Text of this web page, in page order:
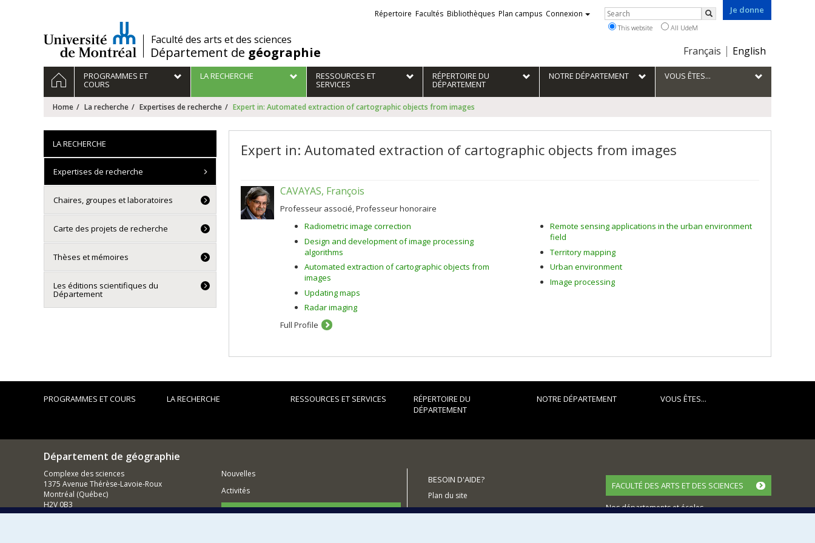
/Faculté des arts et des sciences
Département de géographie
Je donne
Choix
la
langue
Français English
Liens
externes
Répertoire Facultés Bibliothèques Plan campus Connexion Rechercher
Search
This website All UdeM
Navigation
principale
HOMEPROGRAMMES ET
COURS
LA RECHERCHE RESSOURCES ET
SERVICES
RÉPERTOIRE DU
DÉPARTEMENT
NOTRE DÉPARTEMENT VOUS ÊTES...
Home La recherche Expertises de recherche Expert in: Automated extraction of cartographic objects from images
Expert in: Automated extraction of cartographic objects from images
CAVAYAS, François
Professeur associé, Professeur honoraire
Radiometric image correction
Design and development of image processing
algorithms
Automated extraction of cartographic objects from
images
Updating maps
Radar imaging
Remote sensing applications in the urban environment
field
Territory mapping
Urban environment
Image processing
Full Profile
LA RECHERCHE
Expertises de recherche
Chaires, groupes et laboratoires
Carte des projets de recherche
Thèses et mémoires
Les éditions scientifiques du
Département
PROGRAMMES ET COURS LA RECHERCHE RESSOURCES ET SERVICES
RÉPERTOIRE DU
DÉPARTEMENT
NOTRE DÉPARTEMENT VOUS ÊTES...
Département de géographie
Complexe des sciences
1375 Avenue Thérèse-Lavoie-Roux
Montréal (Québec)
H2V 0B3
Nouvelles
Activités
Comment soutenir le Département?
BESOIN D'AIDE?
Plan du site
Signaler une erreur
FACULTÉ DES ARTS ET DES SCIENCES
Nos départements et écoles